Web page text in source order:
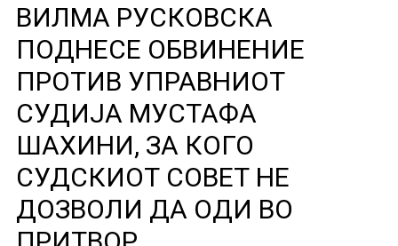
ВИЛМА РУСКОВСКА
ПОДНЕСЕ ОБВИНЕНИЕ
ПРОТИВ УПРАВНИОТ
СУДИЈА МУСТАФА
ШАХИНИ, ЗА КОГО
СУДСКИОТ СОВЕТ НЕ
ДОЗВОЛИ ДА ОДИ ВО